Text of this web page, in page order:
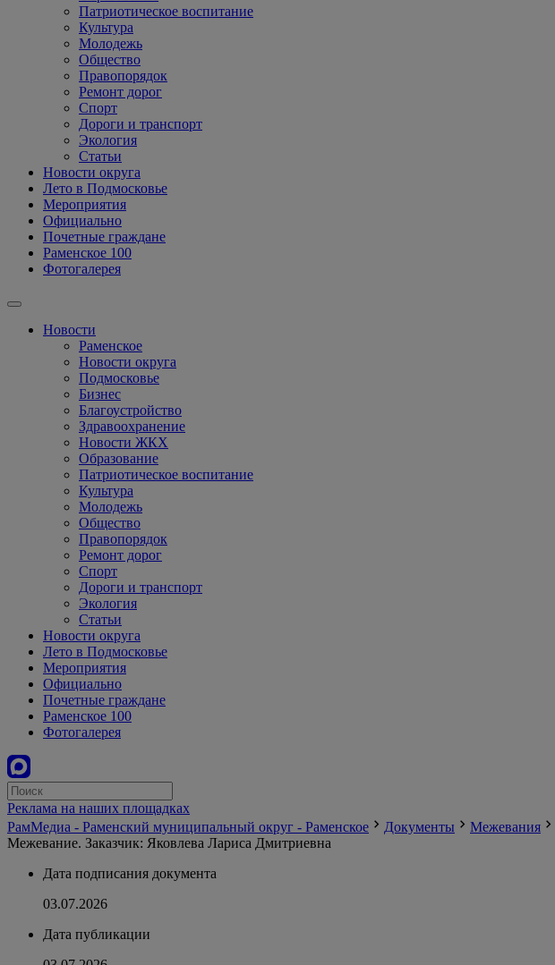
Патриотическое воспитание
Культура
Молодежь
Общество
Правопорядок
Ремонт дорог
Спорт
Дороги и транспорт
Экология
Статьи
Новости округа
Лето в Подмосковье
Мероприятия
Официально
Почетные граждане
Раменское 100
Фотогалерея
Новости
Раменское
Новости округа
Подмосковье
Бизнес
Благоустройство
Здравоохранение
Новости ЖКХ
Образование
Патриотическое воспитание
Культура
Молодежь
Общество
Правопорядок
Ремонт дорог
Спорт
Дороги и транспорт
Экология
Статьи
Новости округа
Лето в Подмосковье
Мероприятия
Официально
Почетные граждане
Раменское 100
Фотогалерея
Реклама на наших площадках
РамМедиа - Раменский муниципальный округ - Раменское
Документы Межевания
Межевание. Заказчик: Яковлева Лариса Дмитриевна
Дата подписания документа
03.07.2026
Дата публикации